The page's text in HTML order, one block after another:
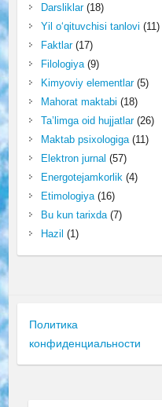
Darsliklar(18)
Yil o‘qituvchisi tanlovi (11)
Faktlar(17)
Filologiya(9)
Kimyoviy elementlar(5)
Mahorat maktabi (18)
Ta’limga oid hujjatlar(26)
Maktab psixologiga(11)
Elektron jurnal (57)
Energotejamkorlik (4)
Etimologiya(16)
Bu kun tarixda(7)
Hazil (1)
Политика
конфиденциальности